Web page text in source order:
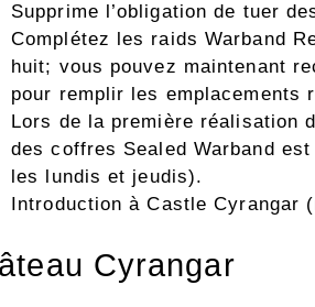
Supprime l’obligation de tuer
Complétez les raids Warband
huit; vous pouvez maintenant
pour remplir les emplacements
Lors de la première réalisation
des coffres Sealed Warband
les lundis et jeudis).
Introduction à Castle Cyrangar
Cyrangar